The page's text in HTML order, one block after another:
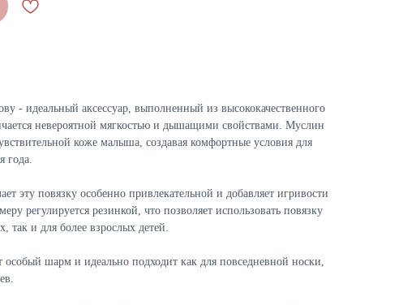
- идеальный аксессуар, выполненный из высококачественного
невероятной мягкостью и дышащими свойствами. Муслин
коже малыша, создавая комфортные условия для
года.
эту повязку особенно привлекательной и добавляет игривости
регулируется резинкой, что позволяет использовать повязку
так и для более взрослых детей.
шарм и идеально подходит как для повседневной носки,